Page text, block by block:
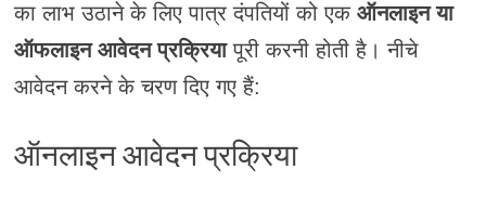
का लाभ उठाने के लिए पात्र दंपतियों को एक ऑनलाइन या
ऑफलाइन आवेदन प्रक्रियापूरी करनी होती है। नीचे
आवेदन करने के चरण दिए गए हैं:
ऑनलाइन आवेदन प्रक्रिया